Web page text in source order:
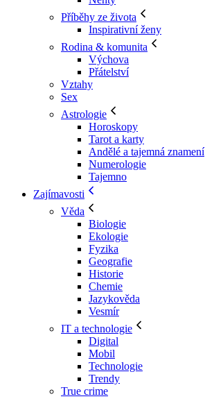
Příběhy ze života
Inspirativní ženy
Rodina & komunita
Výchova
Přátelství
Vztahy
Sex
Astrologie
Horoskopy
Tarot a karty
Andělé a tajemná znamení
Numerologie
Tajemno
Zajímavosti
Věda
Biologie
Ekologie
Fyzika
Geografie
Historie
Chemie
Jazykověda
Vesmír
IT a technologie
Digital
Mobil
Technologie
Trendy
True crime